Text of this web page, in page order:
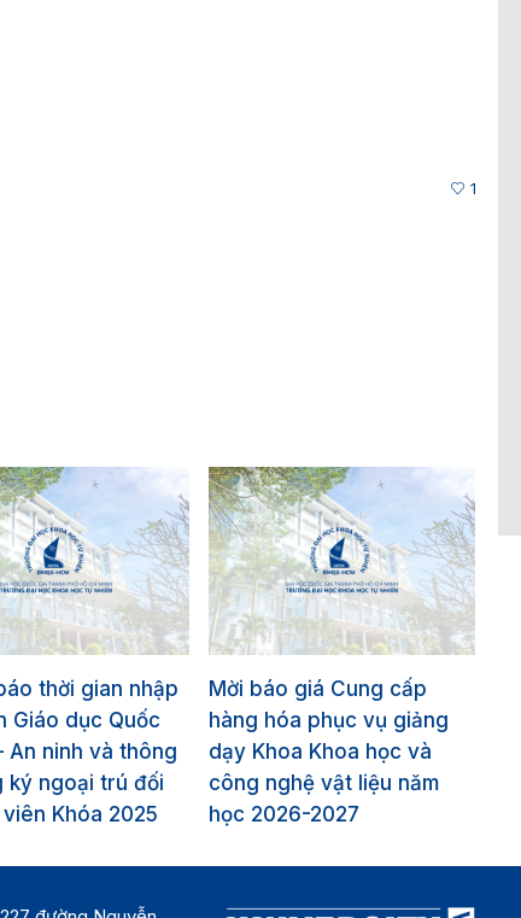
1
thời gian nhập
Giáo dục Quốc
An ninh và thông
ký ngoại trú đối
Khóa 2025
Mời báo giá Cung cấp
hàng hóa phục vụ giảng
dạy Khoa Khoa học và
công nghệ vật liệu năm
học 2026-2027